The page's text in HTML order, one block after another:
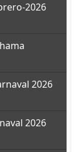
2026
2026
2026